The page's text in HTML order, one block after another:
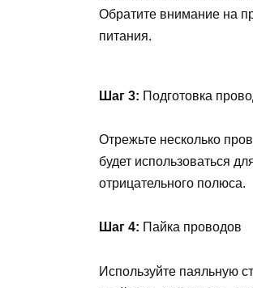
Обратите внимание на
питания.
Шаг 3: Подготовка
Отрежьте несколько
будет использоваться
отрицательного полюса.
Шаг 4: Пайка проводов
Используйте паяльную